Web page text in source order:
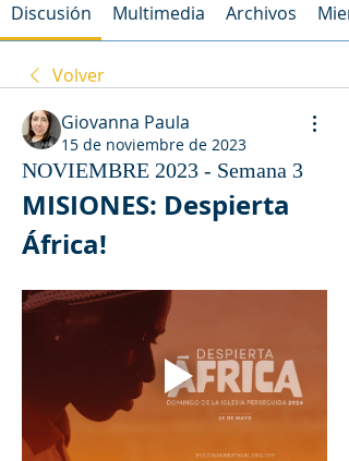
Discusión Multimedia Archivos
Volver
Giovanna Paula
15 de noviembre de 2023
NOVIEMBRE 2023 - Semana 3
MISIONES: Despierta
África!